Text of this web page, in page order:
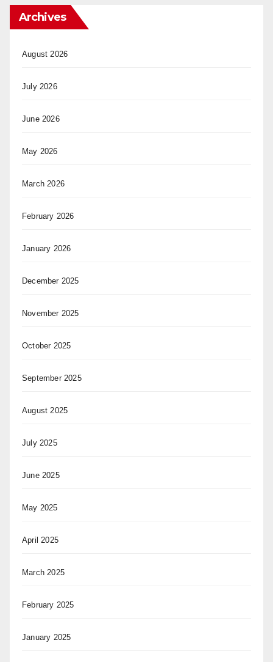
Archives
August 2026
July 2026
June 2026
May 2026
March 2026
February 2026
January 2026
December 2025
November 2025
October 2025
September 2025
August 2025
July 2025
June 2025
May 2025
April 2025
March 2025
February 2025
January 2025